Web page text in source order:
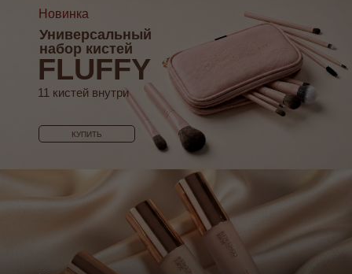
КУПИТЬ
Новинка
11 кистей внутри
Универсальный
набор кистей
FLUFFY